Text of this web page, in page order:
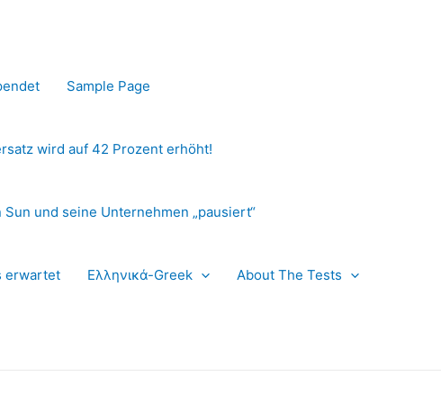
Sample Page
wird auf 42 Prozent erhöht!
und seine Unternehmen „pausiert“
erwartet Ελληνικά-Greek About The Tests